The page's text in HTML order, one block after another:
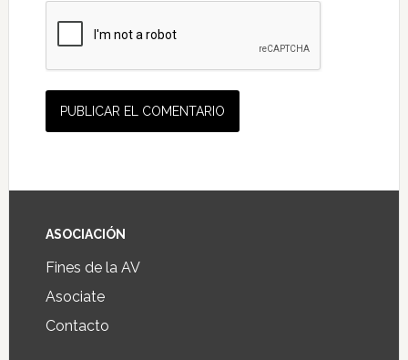
ASOCIACIÓN
Fines de la AV
Asociate
Contacto